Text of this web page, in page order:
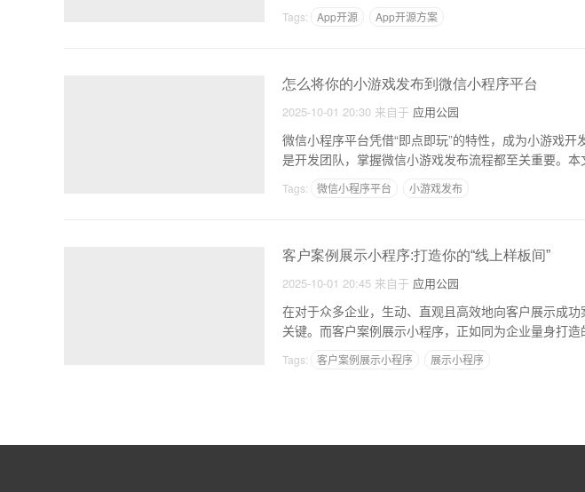
Tags: App开源 App开源方案
怎么将你的小游戏发布到微信小程序平台
2025-10-01 20:30 来自于 应用公园
微信小程序平台凭借“即点即玩”的特性，成为小游戏
是开发团队，掌握微信小游戏发布流程都至关重要。
Tags: 微信小程序平台 小游戏发布
客户案例展示小程序:打造你的“线上样板间”
2025-10-01 20:45 来自于 应用公园
在对于众多企业，生动、直观且高效地向客户展示成
关键。而客户案例展示小程序，正如同为企业量身打
Tags: 客户案例展示小程序 展示小程序